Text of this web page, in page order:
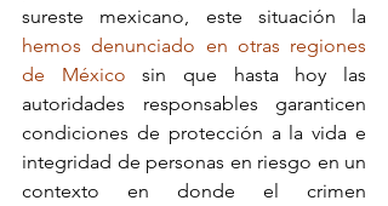
hemos denunciado en otras regiones
de México sin que hasta hoy las
autoridades responsables garanticen
condiciones de protección a la vida e
integridad de personas en riesgo en un
contexto en donde el crimen